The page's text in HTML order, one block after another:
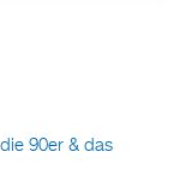
90er & das